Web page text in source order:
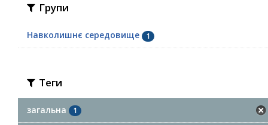
Групи
Навколишнє середовище 1
Теги
загальна 1